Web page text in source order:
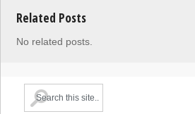
Related Posts
No related posts.